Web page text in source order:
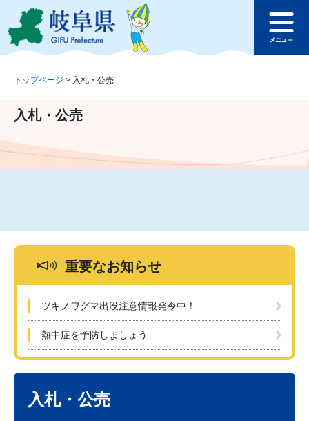
ジ
ュ
文
このページの本文へ
ュ
トップページ > 入札・公売
入札・公売
重要なお知らせ
ツキノワグマ出没注意情報発令中！
熱中症を予防しましょう
入札・公売